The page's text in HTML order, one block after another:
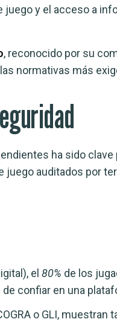
y el acceso a
, reconocido por su
normativas más
ha sido
auditados por
el 80% de los
confiar en una
o GLI, muestran